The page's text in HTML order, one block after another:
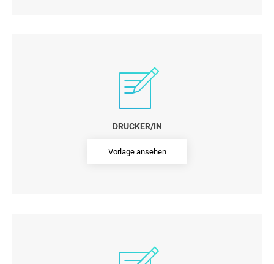
DRUCKER/IN
Vorlage ansehen